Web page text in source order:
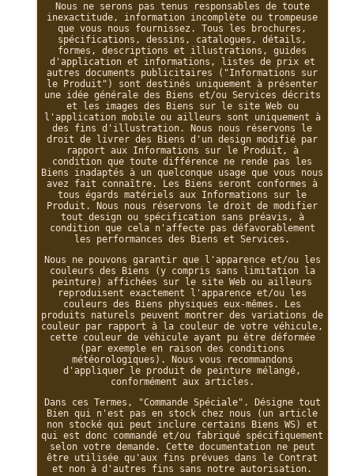
Nous ne serons pas tenus responsables de toute
inexactitude, information incomplète ou trompeuse
que vous nous fournissez. Tous les brochures,
spécifications, dessins, catalogues, détails,
formes, descriptions et illustrations, guides
d'application et informations, listes de prix et
autres documents publicitaires ("Informations sur
le Produit") sont destinés uniquement à présenter
une idée générale des Biens et/ou Services décrits
et les images des Biens sur le site Web ou
l'application mobile ou ailleurs sont uniquement à
des fins d'illustration. Nous nous réservons le
droit de livrer des Biens d'un design modifié par
rapport aux Informations sur le Produit, à
condition que toute différence ne rende pas les
Biens inadaptés à un quelconque usage que vous nous
avez fait connaître. Les Biens seront conformes à
tous égards matériels aux Informations sur le
Produit. Nous nous réservons le droit de modifier
tout design ou spécification sans préavis, à
condition que cela n'affecte pas défavorablement
les performances des Biens et Services.
Nous ne pouvons garantir que l'apparence et/ou les
couleurs des Biens (y compris sans limitation la
peinture) affichées sur le site Web ou ailleurs
reproduisent exactement l'apparence et/ou les
couleurs des Biens physiques eux-mêmes. Les
produits naturels peuvent montrer des variations de
couleur par rapport à la couleur de votre véhicule,
cette couleur de véhicule ayant pu être déformée
(par exemple en raison des conditions
météorologiques). Nous vous recommandons
d'appliquer le produit de peinture mélangé,
conformément aux articles.
Dans ces Termes, "Commande Spéciale". Désigne tout
Bien qui n'est pas en stock chez nous (un article
non stocké qui peut inclure certains Biens WS) et
qui est donc commandé et/ou fabriqué spécifiquement
selon votre demande. Cette documentation ne peut
être utilisée qu'aux fins prévues dans le Contrat
et non à d'autres fins sans notre autorisation.